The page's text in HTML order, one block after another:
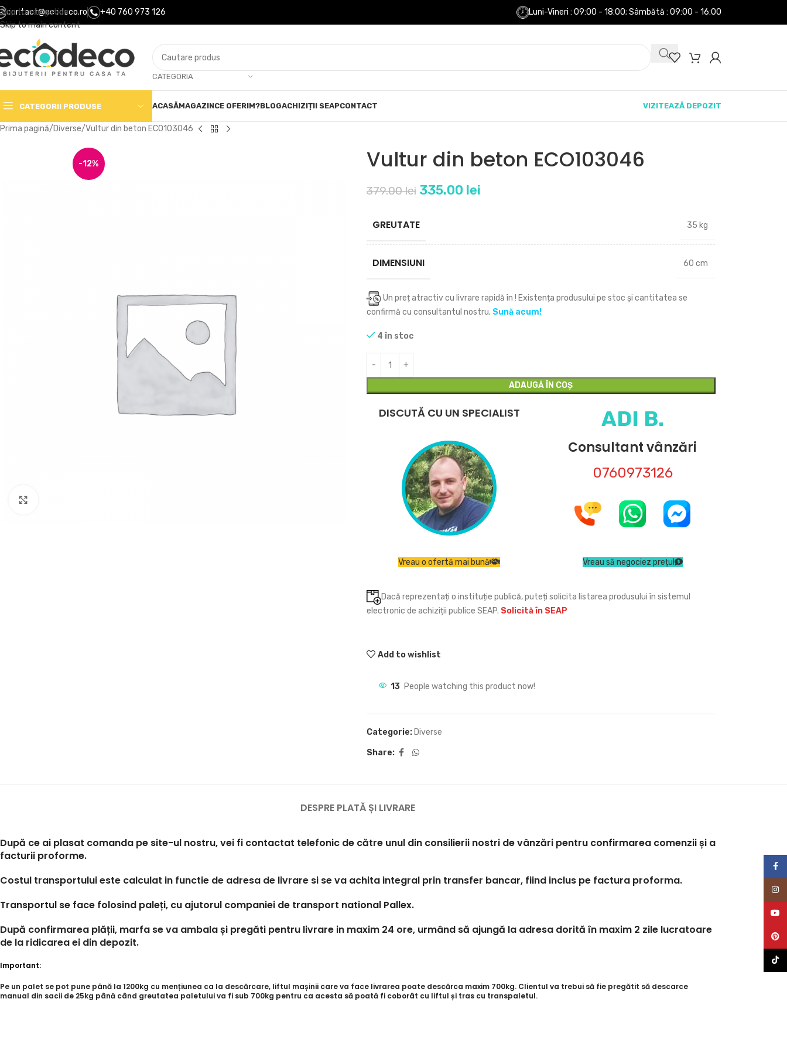
Skip to navigation
Skip to main content
contact@ecodeco.ro +40 760 973 126 Luni-Vineri : 09:00 - 18:00; Sâmbătă : 09:00 - 16:00
CATEGORIA
CATEGORII PRODUSE ACASĂMAGAZINCE OFERIM?BLOGACHIZIȚII SEAPCONTACT VIZITEAZĂ DEPOZIT
Prima pagină Diverse Vultur din beton ECO103046
-12% Vultur din beton ECO103046
379.00lei 335.00 lei
GREUTATE 35 kg
DIMENSIUNI 60 cm
Un preț atractiv cu livrare rapidă în ! Existența produsului pe stoc și cantitatea se
confirmă cu consultantul nostru. Sună acum!
4 în stoc
ADAUGĂ ÎN COȘ
DISCUTĂ CU UN SPECIALIST ADI B.
Consultant vânzări
0760973126
Vreau o ofertă mai bună Vreau să negociez prețul
Dacă reprezentați o instituție publică, puteți solicita listarea produsului în sistemul
electronic de achiziții publice SEAP. Solicită în SEAP
Add to wishlist
13 People watching this product now!
Categorie: Diverse
Share:
DESPRE PLATĂ ȘI LIVRARE
După ce ai plasat comanda pe site-ul nostru, vei fi contactat telefonic de către unul din consilierii nostri de vânzări pentru confirmarea comenzii și a
facturii proforme.
Costul transportului este calculat in functie de adresa de livrare si se va achita integral prin transfer bancar, fiind inclus pe factura proforma.
Transportul se face folosind paleți, cu ajutorul companiei de transport national Pallex.
După confirmarea plății, marfa se va ambala și pregăti pentru livrare in maxim 24 ore, urmând să ajungă la adresa dorită în maxim 2 zile lucratoare
de la ridicarea ei din depozit.
Important:
Pe un palet se pot pune până la 1200kg cu mențiunea ca la descărcare, liftul mașinii care va face livrarea poate descărca maxim 700kg. Clientul va trebui să fie pregătit să descarce
manual din sacii de 25kg până când greutatea paletului va fi sub 700kg pentru ca acesta să poată fi coborât cu liftul și tras cu transpaletul.